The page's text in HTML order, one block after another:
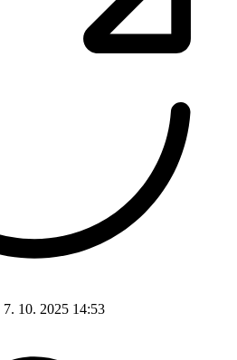
7. 10. 2025 14:53